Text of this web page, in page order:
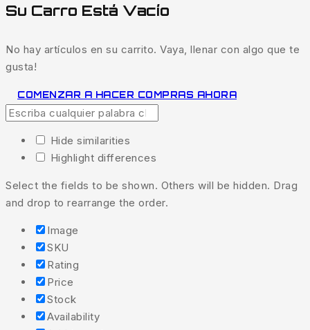
Su Carro Está Vacío
No hay artículos en su carrito. Vaya, llenar con algo que te
gusta!
COMENZAR A HACER COMPRAS AHORA
Hide similarities
Highlight differences
Select the fields to be shown. Others will be hidden. Drag
and drop to rearrange the order.
Image
SKU
Rating
Price
Stock
Availability